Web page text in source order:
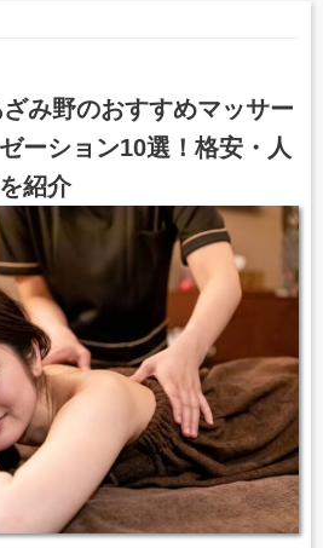
ざみ野のおすすめマッサー
ーション10選！格安・人
紹介